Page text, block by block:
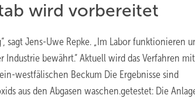
wird vorbereitet
Jens-Uwe Repke. „Im Labor funktionieren
bewährt.“ Aktuell wird das Verfahren
westfälischen Beckum Die Ergebnisse sind
aus den Abgasen waschen.getestet: Die